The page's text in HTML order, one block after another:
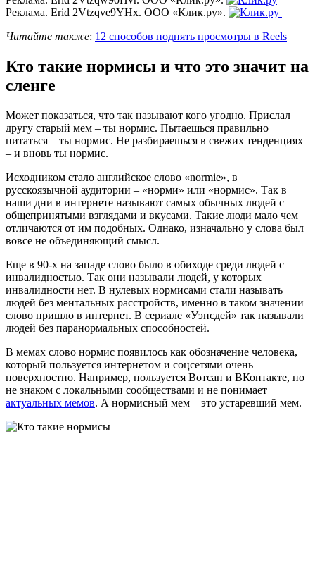
Реклама. Erid 2Vtzqve9YHx. ООО «Клик.ру».
Читайте также: 12 способов поднять просмотры в Reels
Кто такие нормисы и что это значит на
сленге
Может показаться, что так называют кого угодно. Прислал
другу старый мем – ты нормис. Пытаешься правильно
питаться – ты нормис. Не разбираешься в свежих тенденциях
– и вновь ты нормис.
Исходником стало английское слово «normie», в
русскоязычной аудитории – «норми» или «нормис». Так в
наши дни в интернете называют самых обычных людей с
общепринятыми взглядами и вкусами. Такие люди мало чем
отличаются от им подобных. Однако, изначально у слова был
вовсе не объединяющий смысл.
Еще в 90-х на западе слово было в обиходе среди людей с
инвалидностью. Так они называли людей, у которых
инвалидности нет. В нулевых нормисами стали называть
людей без ментальных расстройств, именно в таком значении
слово пришло в интернет. В сериале «Уэнсдей» так называли
людей без паранормальных способностей.
В мемах слово нормис появилось как обозначение человека,
который пользуется интернетом и соцсетями очень
поверхностно. Например, пользуется Вотсап и ВКонтакте, но
не знаком с локальными сообществами и не понимает
актуальных мемов. А нормисный мем – это устаревший мем.